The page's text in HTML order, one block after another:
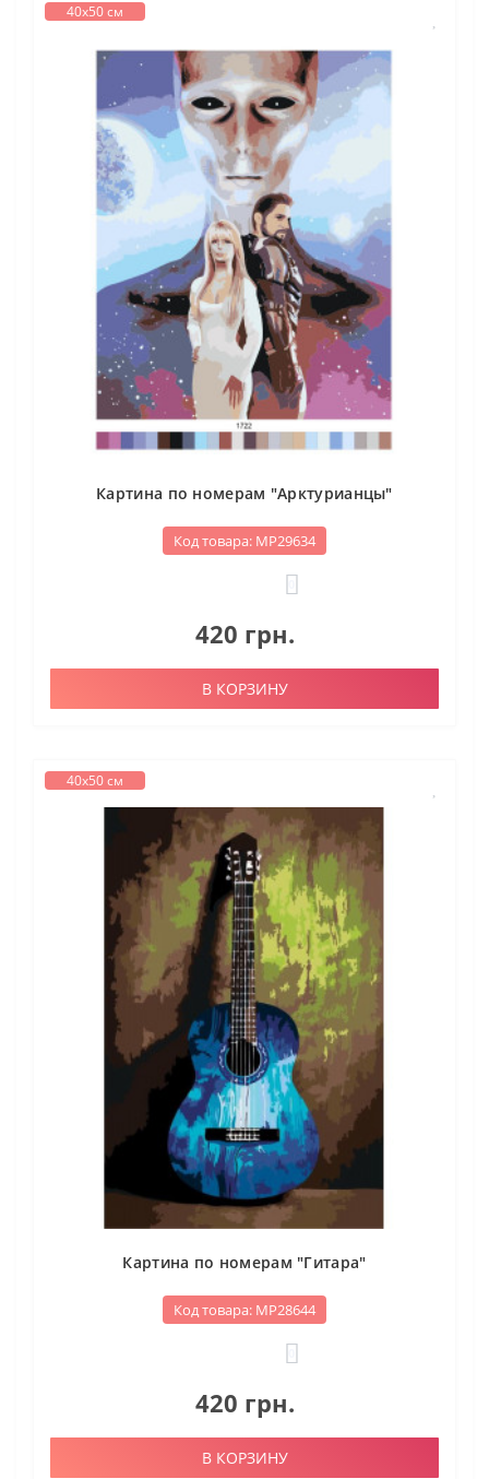
40х50 см
Картина по номерам "Арктурианцы"
Код товара: МР29634
420 грн.
В КОРЗИНУ
40х50 см
Картина по номерам "Гитара"
Код товара: МР28644
420 грн.
В КОРЗИНУ